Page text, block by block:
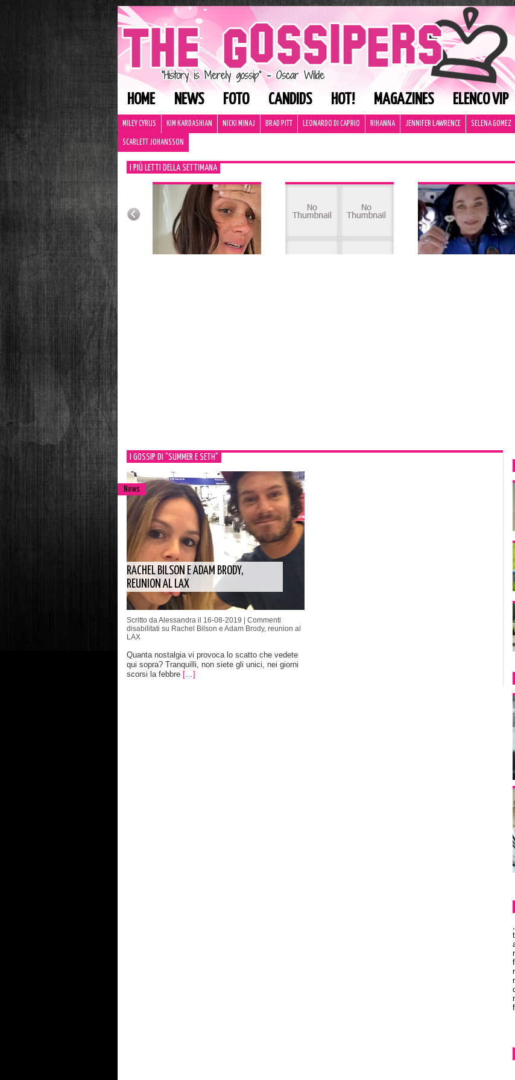
HOME NEWS FOTO CANDIDS HOT! MAGAZINES ELENCO VIP
MILEY CYRUS KIM KARDASHIAN NICKI MINAJ BRAD PITT LEONARDO DI CAPRIO RIHANNA JENNIFER LAWRENCE SELENA GOMEZ
SCARLETT JOHANSSON
I PIÙ LETTI DELLA SETTIMANA
I GOSSIP DI "SUMMER E SETH"
News
RACHEL BILSON E ADAM BRODY,
REUNION AL LAX
Scritto da Alessandra il 16-08-2019 | Commenti
disabilitati su Rachel Bilson e Adam Brody, reunion al
LAX
Quanta nostalgia vi provoca lo scatto che vedete
qui sopra? Tranquilli, non siete gli unici, nei giorni
scorsi la febbre […]